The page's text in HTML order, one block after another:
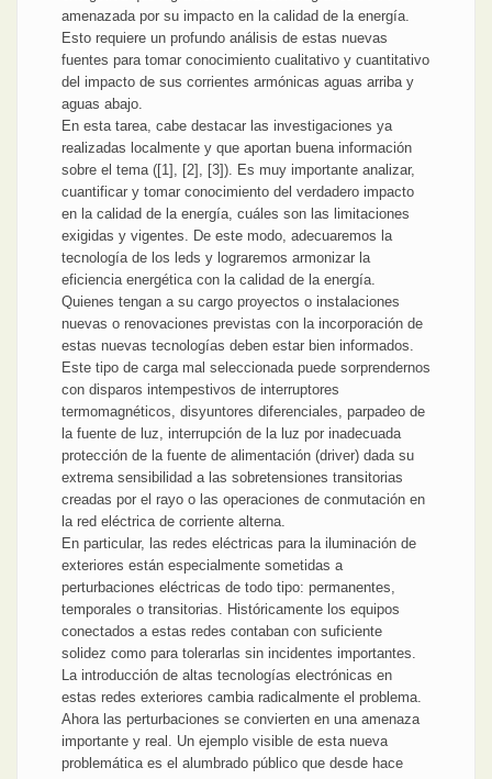
amenazada por su impacto en la calidad de la energía.
Esto requiere un profundo análisis de estas nuevas
fuentes para tomar conocimiento cualitativo y cuantitativo
del impacto de sus corrientes armónicas aguas arriba y
aguas abajo.
En esta tarea, cabe destacar las investigaciones ya
realizadas localmente y que aportan buena información
sobre el tema ([1], [2], [3]). Es muy importante analizar,
cuantificar y tomar conocimiento del verdadero impacto
en la calidad de la energía, cuáles son las limitaciones
exigidas y vigentes. De este modo, adecuaremos la
tecnología de los leds y lograremos armonizar la
eficiencia energética con la calidad de la energía.
Quienes tengan a su cargo proyectos o instalaciones
nuevas o renovaciones previstas con la incorporación de
estas nuevas tecnologías deben estar bien informados.
Este tipo de carga mal seleccionada puede sorprendernos
con disparos intempestivos de interruptores
termomagnéticos, disyuntores diferenciales, parpadeo de
la fuente de luz, interrupción de la luz por inadecuada
protección de la fuente de alimentación (driver) dada su
extrema sensibilidad a las sobretensiones transitorias
creadas por el rayo o las operaciones de conmutación en
la red eléctrica de corriente alterna.
En particular, las redes eléctricas para la iluminación de
exteriores están especialmente sometidas a
perturbaciones eléctricas de todo tipo: permanentes,
temporales o transitorias. Históricamente los equipos
conectados a estas redes contaban con suficiente
solidez como para tolerarlas sin incidentes importantes.
La introducción de altas tecnologías electrónicas en
estas redes exteriores cambia radicalmente el problema.
Ahora las perturbaciones se convierten en una amenaza
importante y real. Un ejemplo visible de esta nueva
problemática es el alumbrado público que desde hace